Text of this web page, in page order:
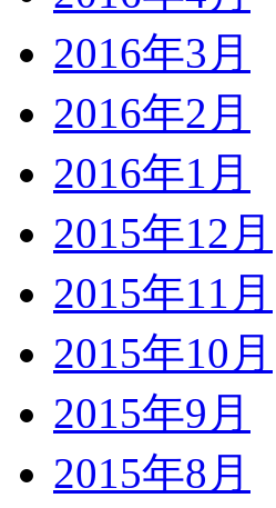
2016年3月
2016年2月
2016年1月
2015年12月
2015年11月
2015年10月
2015年9月
2015年8月